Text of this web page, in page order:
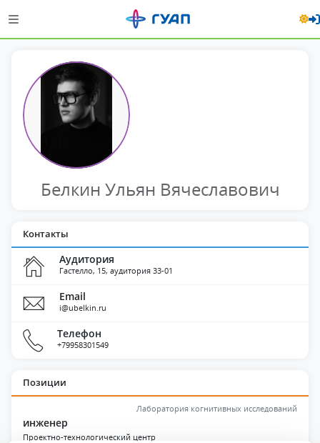
Белкин Ульян Вячеславович
Контакты
Аудитория
Гастелло, 15, аудитория 33-01
Email
i@ubelkin.ru
Телефон
+79958301549
Позиции
Лаборатория когнитивных исследований
инженер
Проектно-технологический центр